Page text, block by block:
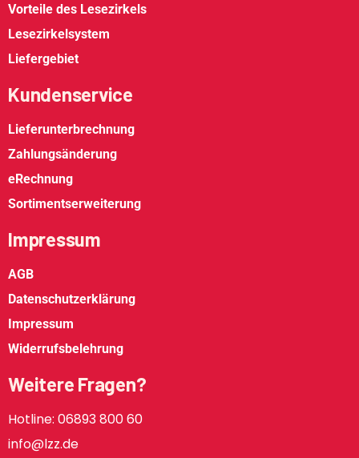
Vorteile des Lesezirkels
Lesezirkelsystem
Liefergebiet
Kundenservice
Lieferunterbrechnung
Zahlungsänderung
eRechnung
Sortimentserweiterung
Impressum
AGB
Datenschutzerklärung
Impressum
Widerrufsbelehrung
Weitere Fragen?
Hotline: 06893 800 60
info@lzz.de